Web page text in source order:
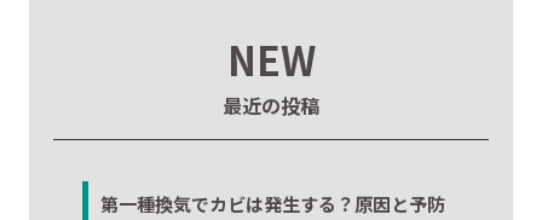
NEW
最近の投稿
第一種換気でカビは発生する？原因と予防